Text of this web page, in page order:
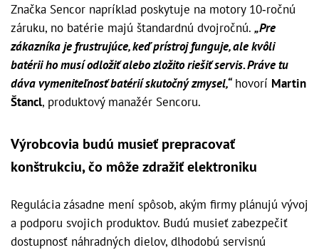
Značka Sencor napríklad poskytuje na motory 10‑ročnú
záruku, no batérie majú štandardnú dvojročnú. „Pre
zákazníka je frustrujúce, keď prístroj funguje, ale kvôli
batérii ho musí odložiť alebo zložito riešiť servis. Práve tu
dáva vymeniteľnosť batérií skutočný zmysel,“hovorí Martin
Štancl, produktový manažér Sencoru.
Výrobcovia budú musieť prepracovať
konštrukciu, čo môže zdražiť elektroniku
Regulácia zásadne mení spôsob, akým firmy plánujú vývoj
a podporu svojich produktov. Budú musieť zabezpečiť
dostupnosť náhradných dielov, dlhodobú servisnú